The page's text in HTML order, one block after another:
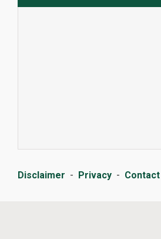
Disclaimer - Privacy - Contact